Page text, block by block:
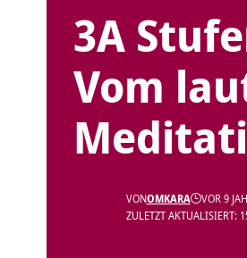
3A
Vom
ZULETZT AKTUALISIERT:
VONOMKARA VOR 9